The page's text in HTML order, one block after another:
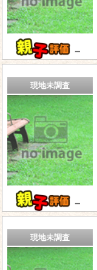
－
現地未調査
－
現地未調査